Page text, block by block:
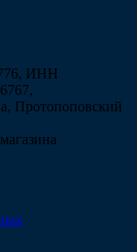
ИНН
Протопоповский